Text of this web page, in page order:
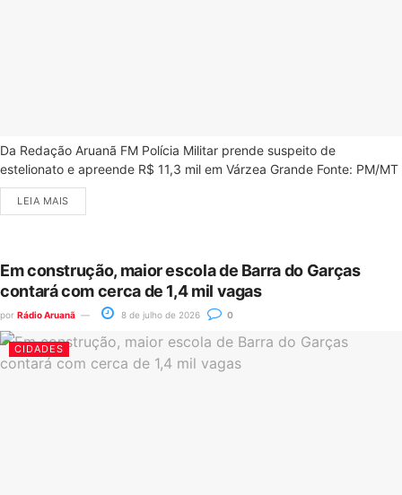
Da Redação Aruanã FM Polícia Militar prende suspeito de
estelionato e apreende R$ 11,3 mil em Várzea Grande Fonte: PM/MT
LEIA MAIS
Em construção, maior escola de Barra do Garças
contará com cerca de 1,4 mil vagas
por Rádio Aruanã 8 de julho de 2026 0
CIDADES